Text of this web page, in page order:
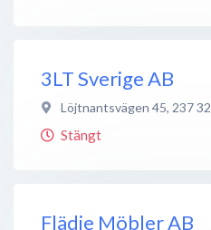
3LT Sverige AB
Löjtnantsvägen 45, 237 32
Stängt
Flädie Möbler AB